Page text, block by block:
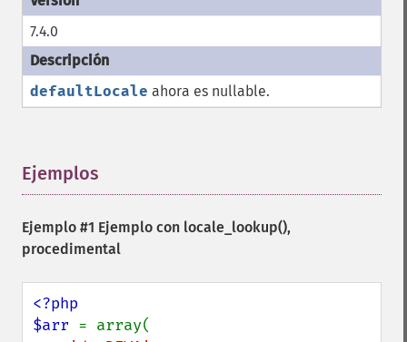
7.4.0
defaultLocale ahora es nullable.
Ejemplos
Ejemplo #1 Ejemplo con locale_lookup(),
procedimental
<?php
$arr = array(